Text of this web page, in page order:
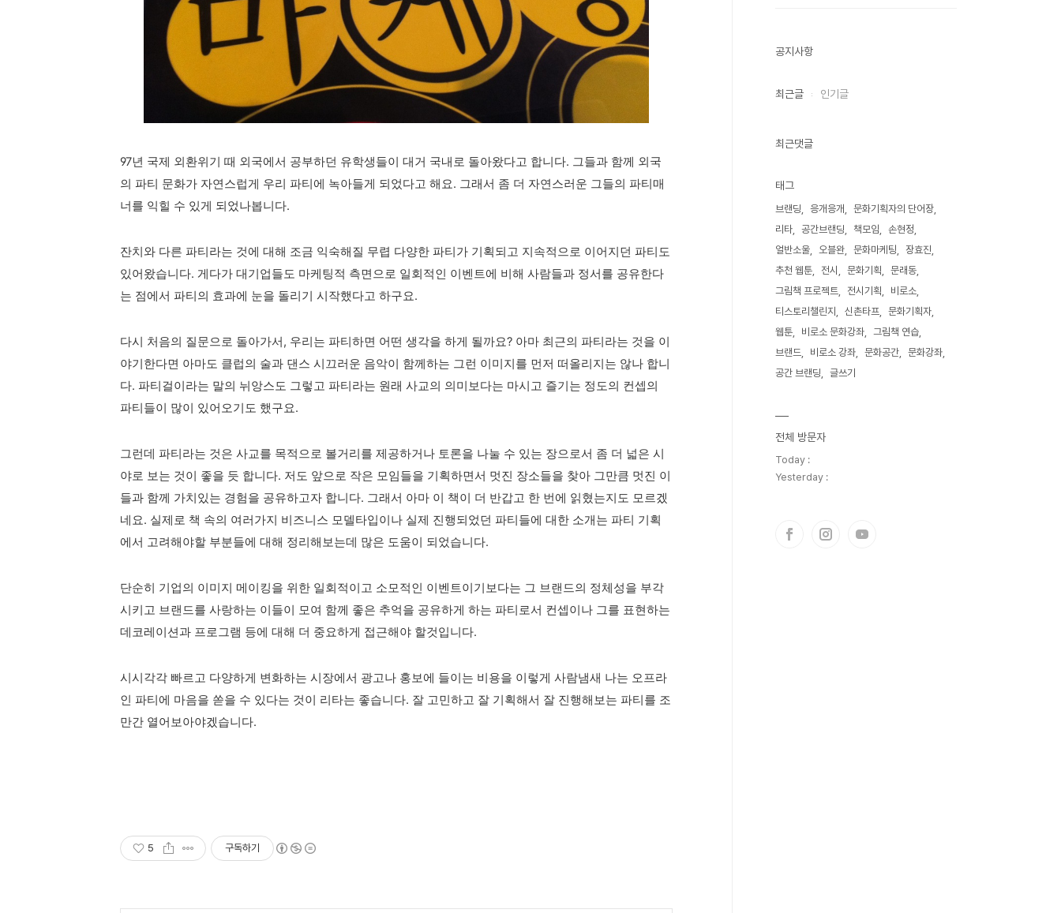
97년 국제 외환위기 때 외국에서 공부하던 유학생들이 대거 국내로 돌아왔다고 합니다. 그들과 함께 외국
의 파티 문화가 자연스럽게 우리 파티에 녹아들게 되었다고 해요. 그래서 좀 더 자연스러운 그들의 파티매
너를 익힐 수 있게 되었나봅니다.
잔치와 다른 파티라는 것에 대해 조금 익숙해질 무렵 다양한 파티가 기획되고 지속적으로 이어지던 파티도
있어왔습니다. 게다가 대기업들도 마케팅적 측면으로 일회적인 이벤트에 비해 사람들과 정서를 공유한다
는 점에서 파티의 효과에 눈을 돌리기 시작했다고 하구요.
다시 처음의 질문으로 돌아가서, 우리는 파티하면 어떤 생각을 하게 될까요? 아마 최근의 파티라는 것을 이
야기한다면 아마도 클럽의 술과 댄스 시끄러운 음악이 함께하는 그런 이미지를 먼저 떠올리지는 않나 합니
다. 파티걸이라는 말의 뉘앙스도 그렇고 파티라는 원래 사교의 의미보다는 마시고 즐기는 정도의 컨셉의
파티들이 많이 있어오기도 했구요.
그런데 파티라는 것은 사교를 목적으로 볼거리를 제공하거나 토론을 나눌 수 있는 장으로서 좀 더 넓은 시
야로 보는 것이 좋을 듯 합니다. 저도 앞으로 작은 모임들을 기획하면서 멋진 장소들을 찾아 그만큼 멋진 이
들과 함께 가치있는 경험을 공유하고자 합니다. 그래서 아마 이 책이 더 반갑고 한 번에 읽혔는지도 모르겠
네요. 실제로 책 속의 여러가지 비즈니스 모델타입이나 실제 진행되었던 파티들에 대한 소개는 파티 기획
에서 고려해야할 부분들에 대해 정리해보는데 많은 도움이 되었습니다.
단순히 기업의 이미지 메이킹을 위한 일회적이고 소모적인 이벤트이기보다는 그 브랜드의 정체성을 부각
시키고 브랜드를 사랑하는 이들이 모여 함께 좋은 추억을 공유하게 하는 파티로서 컨셉이나 그를 표현하는
데코레이션과 프로그램 등에 대해 더 중요하게 접근해야 할것입니다.
시시각각 빠르고 다양하게 변화하는 시장에서 광고나 홍보에 들이는 비용을 이렇게 사람냄새 나는 오프라
인 파티에 마음을 쏟을 수 있다는 것이 리타는 좋습니다. 잘 고민하고 잘 기획해서 잘 진행해보는 파티를 조
만간 열어보아야겠습니다.
5 구독하기
공지사항
최근글 인기글
최근댓글
태그
브랜딩 응개응개
문화기획자의 단어장
리타
공간브랜딩 책모임
손현정
얼반소울
오블완 문화마케팅
장효진
추천 웹툰
전시 문화기획
문래동
그림책 프로젝트
전시기획
비로소
티스토리챌린지
신촌타프
문화기획자
웹툰
비로소 문화강좌
그림책 연습
브랜드
비로소 강좌 문화공간
문화강좌
공간 브랜딩
글쓰기
전체 방문자
Today :
Yesterday :